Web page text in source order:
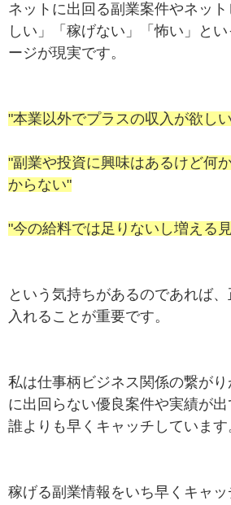
ネットに出回る副業案件やネッ
しい」「稼げない」「怖い」と
ージが現実です。
"本業以外でプラスの収入が欲し
"副業や投資に興味はあるけど何
からない"
"今の給料では足りないし増える
という気持ちがあるのであれば
入れることが重要です。
私は仕事柄ビジネス関係の繋が
に出回らない優良案件や実績が
誰よりも早くキャッチしています
稼げる副業情報をいち早くキャ